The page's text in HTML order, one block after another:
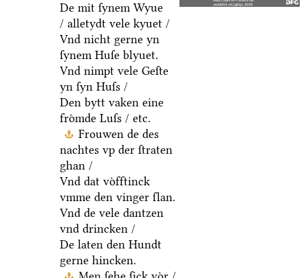
De mit ſynem Wyue
/ alletydt vele kyuet /
Vnd nicht gerne yn
ſynem Huſe blyuet.
Vnd nimpt vele Geſte
yn ſyn Huſs /
Den bytt vaken eine
froͤmde Luſs / etc.
Frouwen de des
nachtes vp der ſtraten
ghan /
Vnd dat voͤfftinck
vmme den vinger ſlan.
Vnd de vele dantzen
vnd drincken /
De laten den Hundt
gerne hincken.